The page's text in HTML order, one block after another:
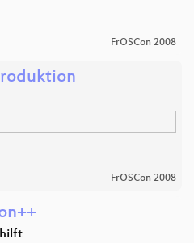
FrOSCon 2008
FrOSCon 2008